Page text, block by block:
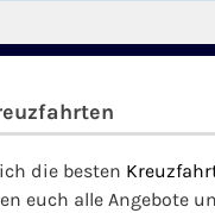
die besten
euch alle Angebote